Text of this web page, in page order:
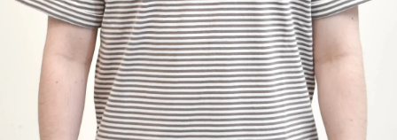
販
セ
レ
ク
ト
シ
ョ
ッ
プ
OTHER
FRENCH Bleu ORIGINAL